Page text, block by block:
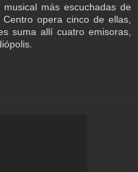
más escuchadas de
opera cinco de ellas,
suma allí cuatro emisoras,